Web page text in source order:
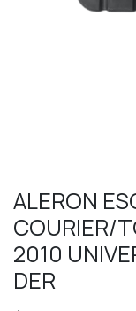
ALERON
COURIER/
2010
DER